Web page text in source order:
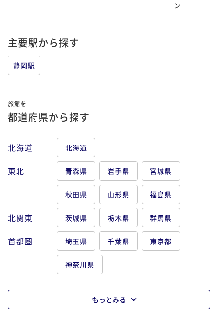
ン
主要駅から探す
静岡駅
旅館を
都道府県から探す
北海道 北海道
東北 青森県 岩手県 宮城県
秋田県 山形県 福島県
北関東 茨城県 栃木県 群馬県
首都圏 埼玉県 千葉県 東京都
神奈川県
もっとみる